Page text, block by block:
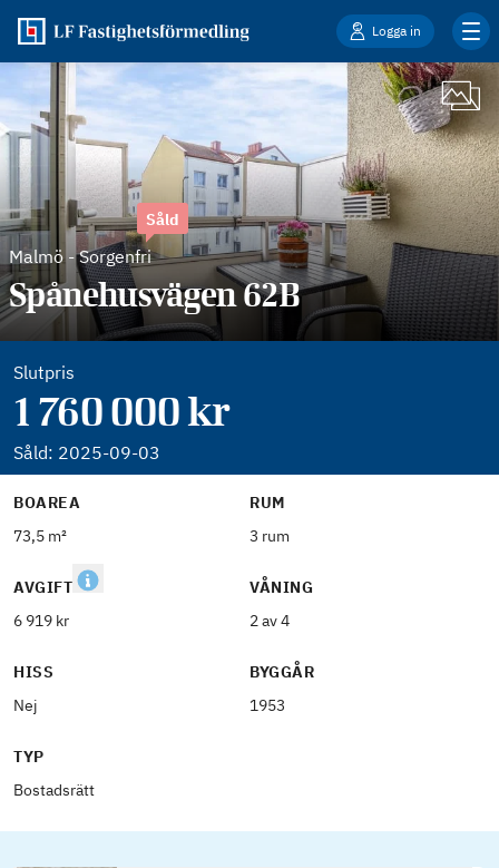
Logga in
Malmö-Sorgenfri
Såld
Spånehusvägen 62B
Slutpris
1 760 000 kr
Såld: 2025-09-03
BOAREA
73,5 m²
RUM
3 rum
AVGIFT
6 919 kr
VÅNING
2 av 4
HISS
Nej
BYGGÅR
1953
TYP
Bostadsrätt